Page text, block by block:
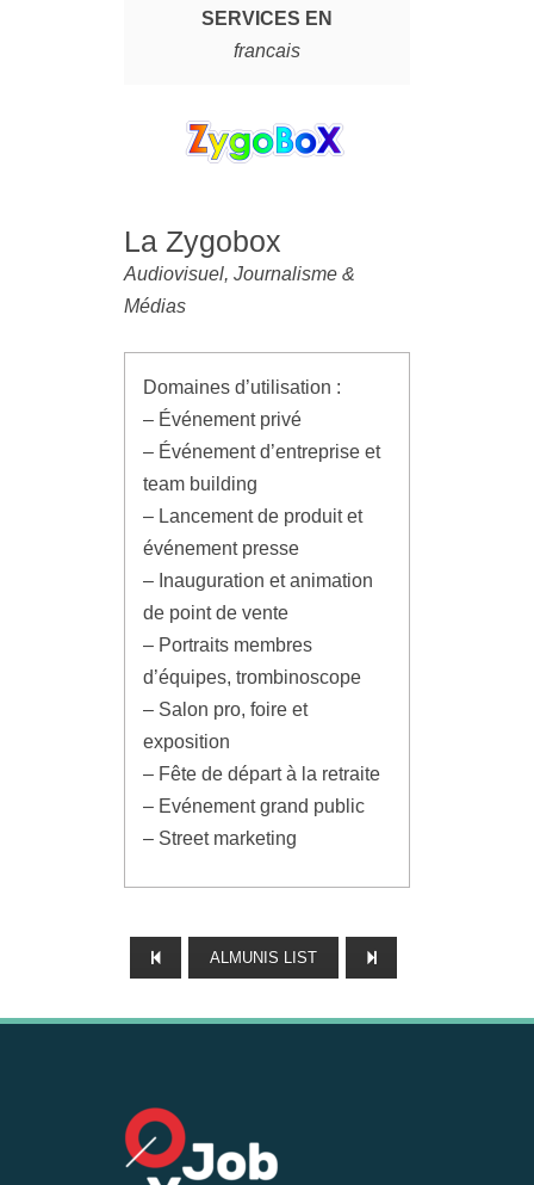
SERVICES EN
francais
La Zygobox
Audiovisuel, Journalisme &
Médias
Domaines d’utilisation :
– Événement privé
– Événement d’entreprise et
team building
– Lancement de produit et
événement presse
– Inauguration et animation
de point de vente
– Portraits membres
d’équipes, trombinoscope
– Salon pro, foire et
exposition
– Fête de départ à la retraite
– Evénement grand public
– Street marketing
ALMUNIS LIST